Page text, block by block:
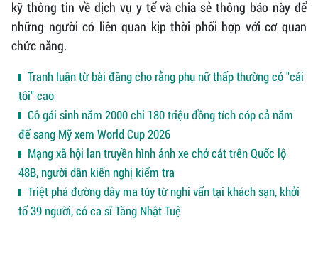
kỹ thông tin về dịch vụ y tế và chia sẻ thông báo này để
những người có liên quan kịp thời phối hợp với cơ quan
chức năng.
Tranh luận từ bài đăng cho rằng phụ nữ thấp thường có "cái
tôi" cao
Cô gái sinh năm 2000 chi 180 triệu đồng tích cóp cả năm
để sang Mỹ xem World Cup 2026
Mạng xã hội lan truyền hình ảnh xe chở cát trên Quốc lộ
48B, người dân kiến nghị kiểm tra
Triệt phá đường dây ma túy từ nghi vấn tại khách sạn, khởi
tố 39 người, có ca sĩ Tăng Nhật Tuệ